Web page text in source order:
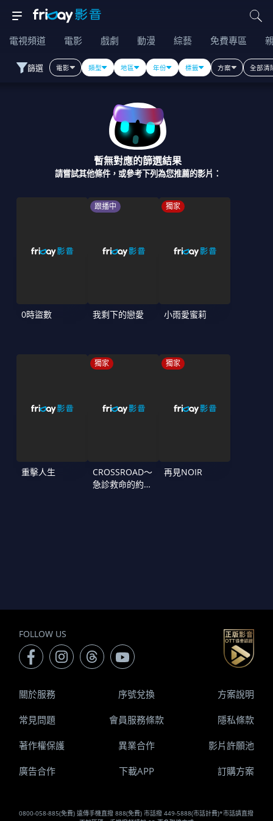
電視頻道 電影 戲劇 動漫 綜藝 免費專區
篩選 電影 類型 地區 年份 標籤 方案 全部清
暫無對應的篩選結果
請嘗試其他條件，或參考下列為您推薦的影片：
0時盜數
跟播中
我剩下的戀愛
獨家
小雨愛蜜莉
重擊人生
獨家
CROSSROAD～
急診救命的約定
獨家
再見NOIR
FOLLOW US
0800-058-885(免費) 遠傳手機直撥 888(免費) 市話撥 449-5888(市話計費)*市話請直撥
關於服務 序號兌換 方案說明
常見問題 會員服務條款 隱私條款
著作權保護 異業合作 影片許願池
廣告合作 下載APP 訂購方案